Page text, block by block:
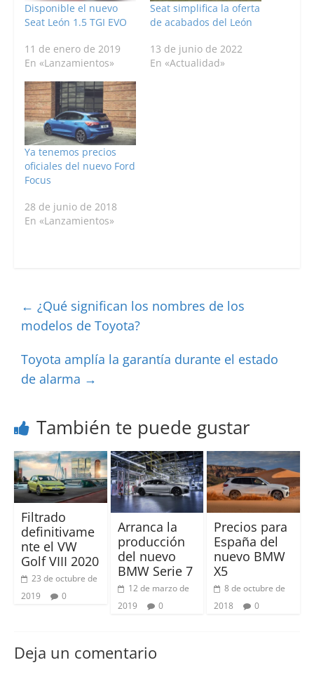
Disponible el nuevo
Seat León 1.5 TGI EVO
11 de enero de 2019
En «Lanzamientos»
Seat simplifica la oferta
de acabados del León
13 de junio de 2022
En «Actualidad»
Ya tenemos precios
oficiales del nuevo Ford
Focus
28 de junio de 2018
En «Lanzamientos»
← ¿Qué significan los nombres de los
modelos de Toyota?
Toyota amplía la garantía durante el estado
de alarma →
También te puede gustar
Filtrado
definitivame
nte el VW
Golf VIII 2020
23 de octubre de
2019
0
Arranca la
producción
del nuevo
BMW Serie 7
12 de marzo de
2019
0
Precios para
España del
nuevo BMW
X5
8 de octubre de
2018
0
Deja un comentario